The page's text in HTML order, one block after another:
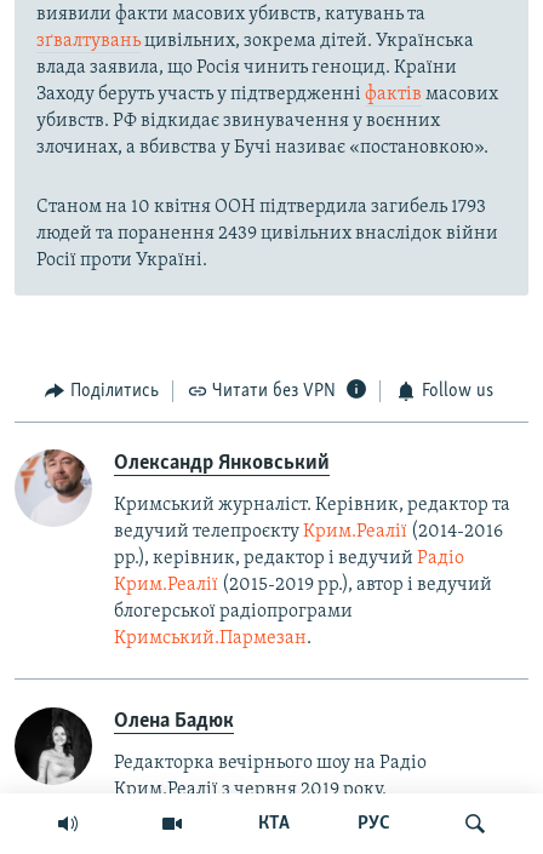
КТА РУС
виявили факти масових убивств, катувань та
зґвалтуваньцивільних, зокрема дітей. Українська
влада заявила, що Росія чинить геноцид. Країни
Заходу беруть участь у підтвердженні фактів масових
убивств. РФ відкидає звинувачення у воєнних
злочинах, а вбивства у Бучі називає «постановкою».
Станом на 10 квітня ООН підтвердила загибель 1793
людей та поранення 2439 цивільних внаслідок війни
Росії проти Україні.
Поділитись Читати без VPN Follow us
Олександр Янковський
Кримський журналіст. Керівник, редактор та
ведучий телепроєктуКрим.Реалії (2014-2016
рр.), керівник, редактор і ведучий Радіо
Крим.Реалії (2015-2019 рр.), автор і ведучий
блогерської радіопрограми
Кримський.Пармезан.​
Олена Бадюк
Редакторка вечірнього шоу на Радіо
Крим.Реалії з червня 2019 року.